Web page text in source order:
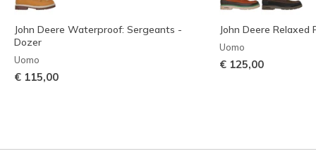
John Deere Waterproof: Sergeants -
Dozer
Uomo
€ 115,00
John Deere Relaxed
Uomo
€ 125,00